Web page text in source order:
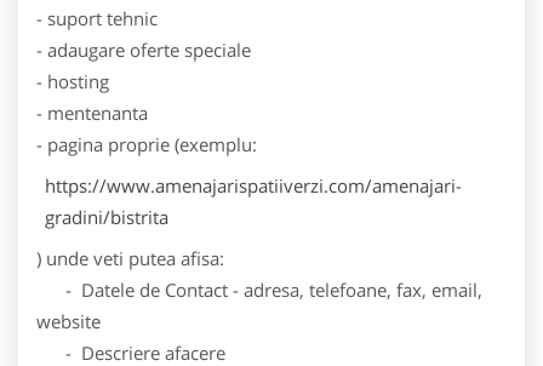
- suport tehnic
- adaugare oferte speciale
- hosting
- mentenanta
- pagina proprie (exemplu:
https://www.amenajarispatiiverzi.com/amenajari-
gradini/bistrita
) unde veti putea afisa:
- Datele de Contact - adresa, telefoane, fax, email,
website
- Descriere afacere